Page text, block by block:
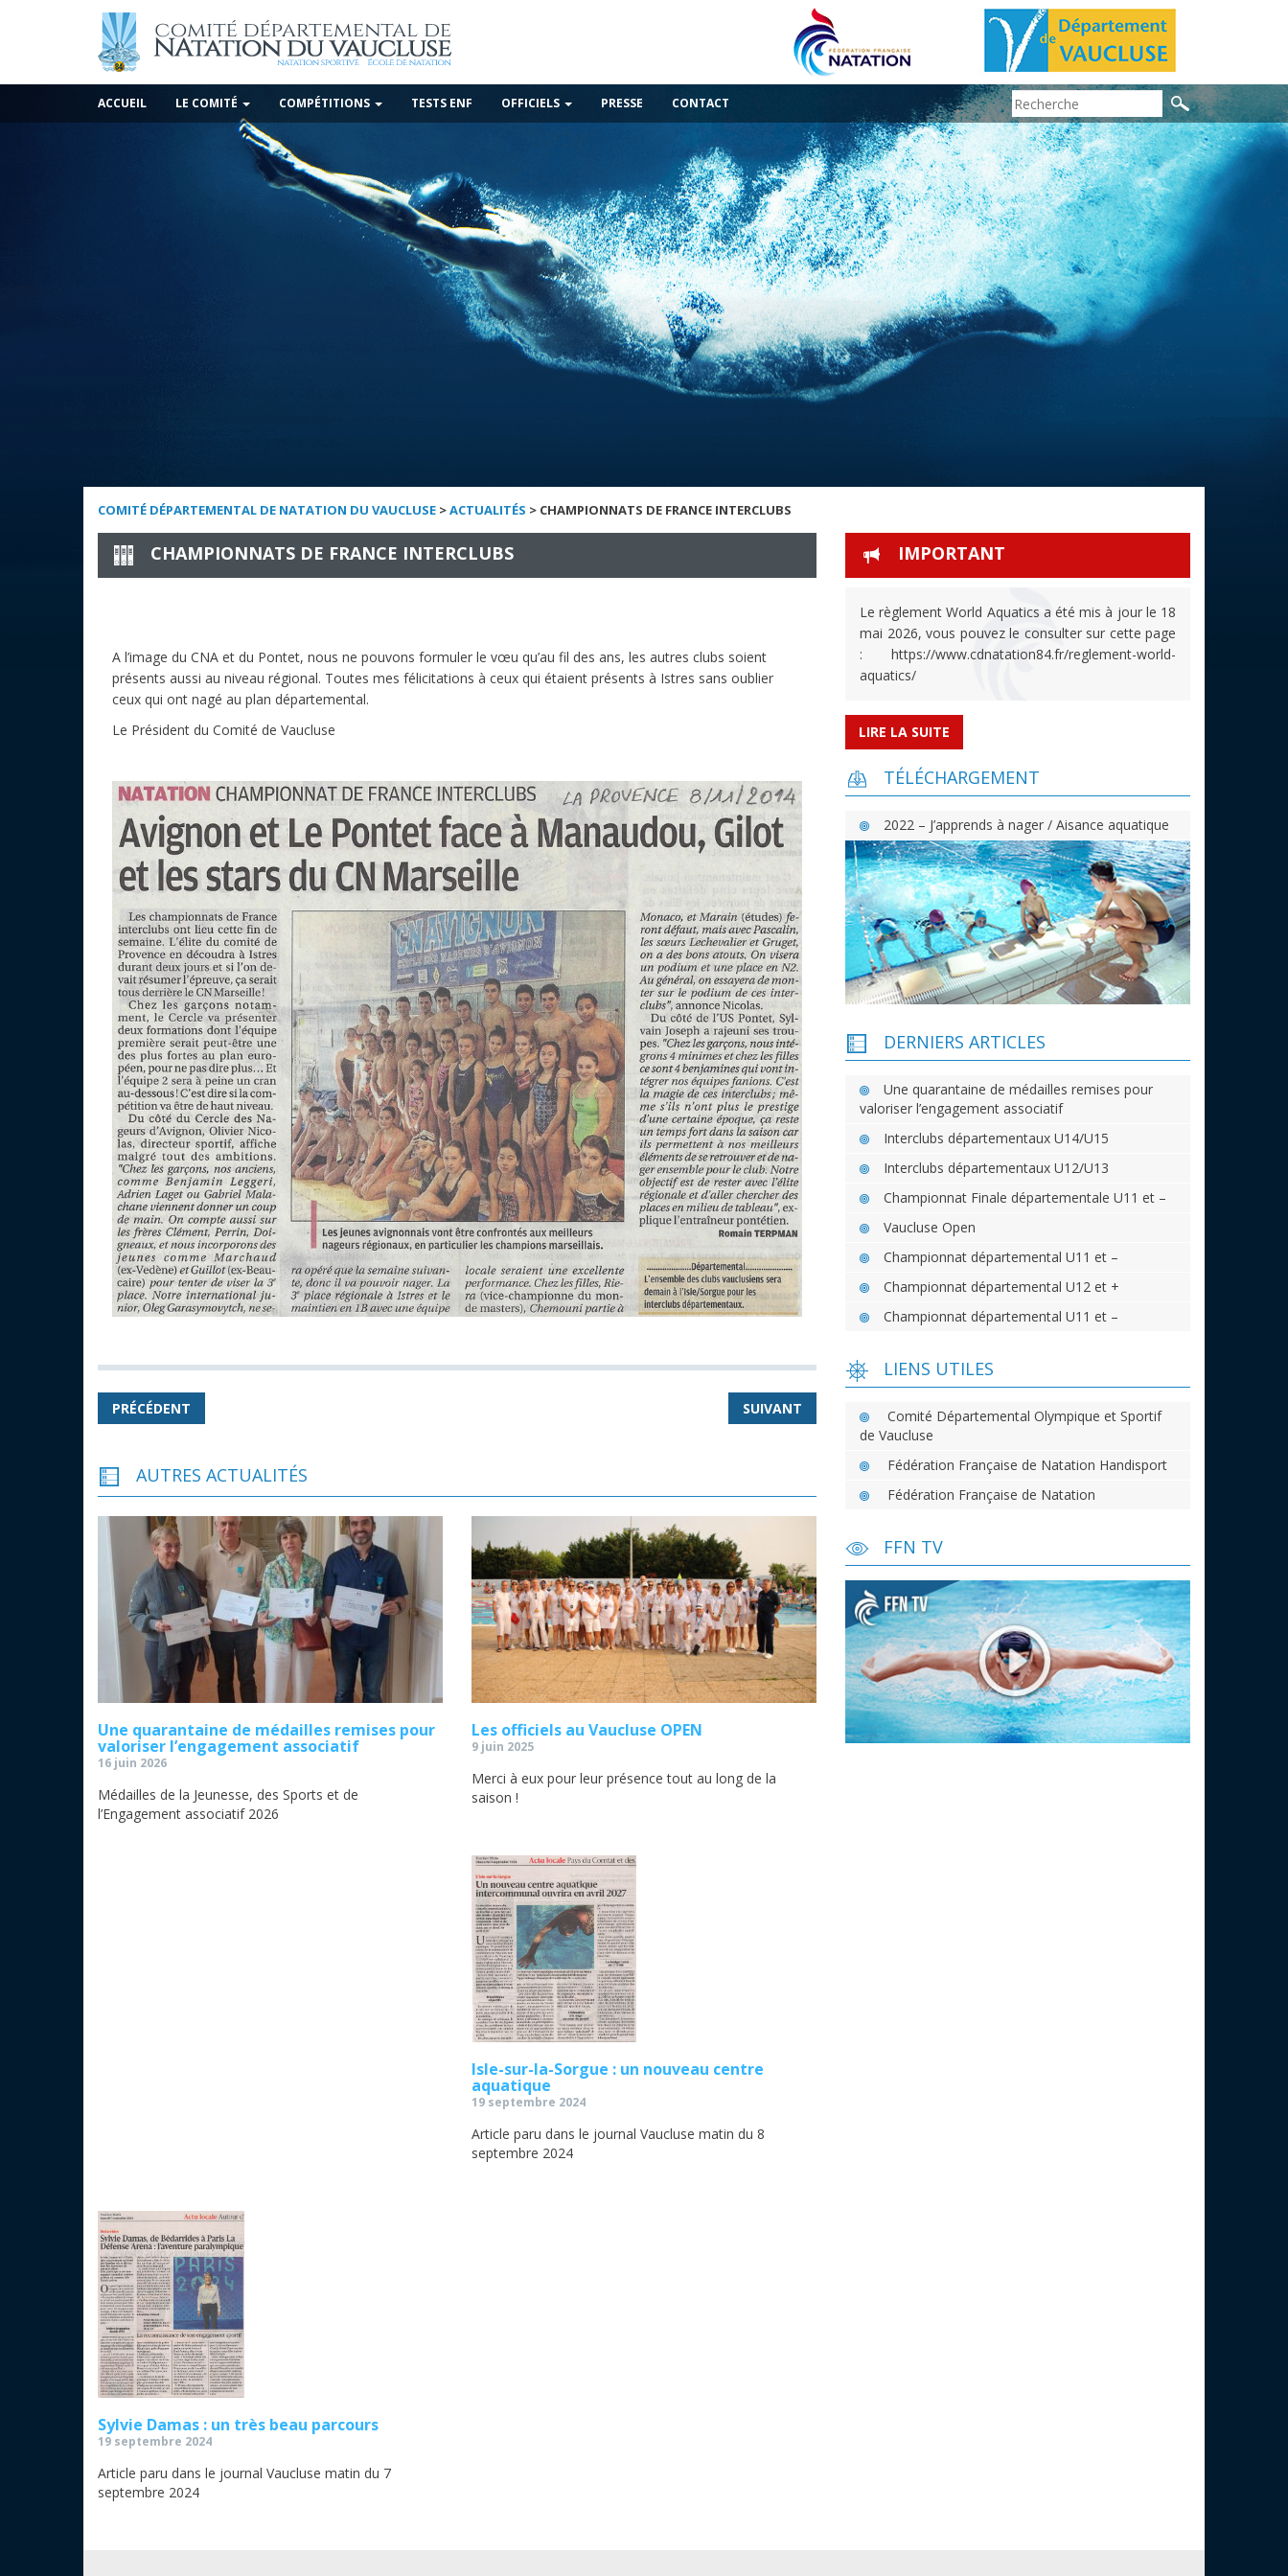
ACCUEIL LE COMITÉ COMPÉTITIONS TESTS ENF OFFICIELS PRESSE CONTACT Search:
COMITÉ DÉPARTEMENTAL DE NATATION DU VAUCLUSE >ACTUALITÉS > CHAMPIONNATS DE FRANCE INTERCLUBS
CHAMPIONNATS DE FRANCE INTERCLUBS
A l’image du CNA et du Pontet, nous ne pouvons formuler le vœu qu’au fil des ans, les autres clubs soient
présents aussi au niveau régional. Toutes mes félicitations à ceux qui étaient présents à Istres sans oublier
ceux qui ont nagé au plan départemental.
Le Président du Comité de Vaucluse
PRÉCÉDENT SUIVANT
AUTRES ACTUALITÉS
Une quarantaine de médailles remises pour
valoriser l’engagement associatif
16 juin 2026
Médailles de la Jeunesse, des Sports et de
l’Engagement associatif 2026
Les officiels au Vaucluse OPEN
9 juin 2025
Merci à eux pour leur présence tout au long de la
saison !
Isle-sur-la-Sorgue : un nouveau centre
aquatique
19 septembre 2024
Article paru dans le journal Vaucluse matin du 8
septembre 2024
Sylvie Damas : un très beau parcours
19 septembre 2024
Article paru dans le journal Vaucluse matin du 7
septembre 2024
IMPORTANT
Le règlement World Aquatics a été mis à jour le 18
mai 2026, vous pouvez le consulter sur cette page
: https://www.cdnatation84.fr/reglement-world-
aquatics/
LIRE LA SUITE
TÉLÉCHARGEMENT
2022 – J’apprends à nager / Aisance aquatique
DERNIERS ARTICLES
Une quarantaine de médailles remises pour
valoriser l’engagement associatif
Interclubs départementaux U14/U15
Interclubs départementaux U12/U13
Championnat Finale départementale U11 et –
Vaucluse Open
Championnat départemental U11 et –
Championnat départemental U12 et +
Championnat départemental U11 et –
LIENS UTILES
Comité Départemental Olympique et Sportif
de Vaucluse
Fédération Française de Natation Handisport
Fédération Française de Natation
FFN TV